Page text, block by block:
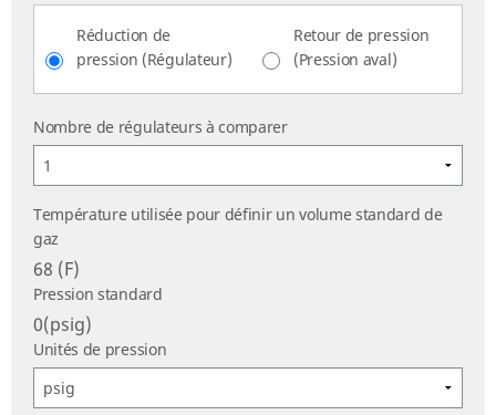
Réduction de
pression (Régulateur)
Retour de pression
(Pression aval)
Nombre de régulateurs à comparer
Température utilisée pour définir un volume standard de
gaz
68 (F)
Pression standard
0(psig)
Unités de pression